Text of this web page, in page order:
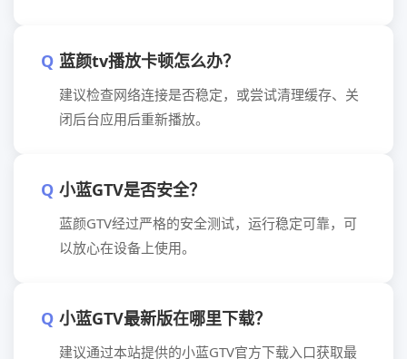
蓝颜tv播放卡顿怎么办？
建议检查网络连接是否稳定，或尝试清理缓存、关
闭后台应用后重新播放。
小蓝GTV是否安全？
蓝颜GTV经过严格的安全测试，运行稳定可靠，可
以放心在设备上使用。
小蓝GTV最新版在哪里下载？
建议通过本站提供的小蓝GTV官方下载入口获取最